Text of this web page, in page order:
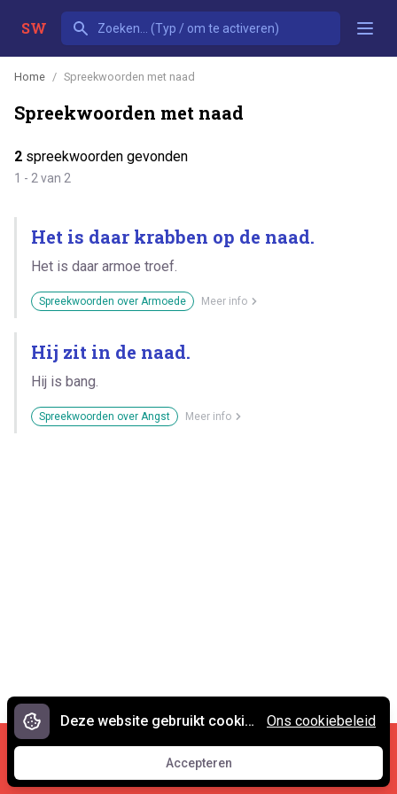
SW
Home Spreekwoorden met naad
Spreekwoorden met naad
2 spreekwoorden gevonden
1 - 2 van 2
Het is daar krabben op de naad.
Het is daar armoe troef.
Spreekwoorden over Armoede Meer info
Hij zit in de naad.
Hij is bang.
Spreekwoorden over Angst Meer info
Cookies en privacy •
Contact
© 2007 - 2026 Spreekwoorden.nl
Deze website gebruikt cookies.
Accepteren
Accepteren
Ons cookiebeleid